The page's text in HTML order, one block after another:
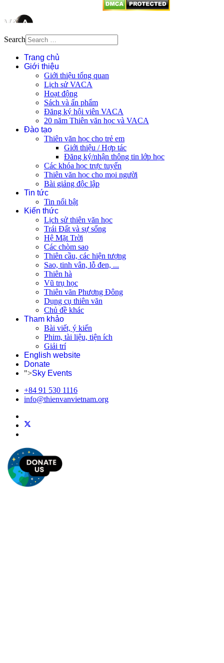
Search
Trang chủ
Giới thiệu
Giới thiệu tổng quan
Lịch sử VACA
Hoạt động
Sách và ấn phẩm
Đăng ký hội viên VACA
20 năm Thiên văn học và VACA
Đào tạo
Thiên văn học cho trẻ em
Giới thiệu / Hợp tác
Đăng ký/nhận thông tin lớp học
Các khóa học trực tuyến
Thiên văn học cho mọi người
Bài giảng độc lập
Tin tức
Tin nổi bật
Kiến thức
Lịch sử thiên văn học
Trái Đất và sự sống
Hệ Mặt Trời
Các chòm sao
Thiên cầu, các hiện tượng
Sao, tinh vân, lỗ đen, ...
Thiên hà
Vũ trụ học
Thiên văn Phương Đông
Dụng cụ thiên văn
Chủ đề khác
Tham khảo
Bài viết, ý kiến
Phim, tài liệu, tiện ích
Giải trí
English website
Donate
">Sky Events
+84 91 530 1116
info@thienvanvietnam.org